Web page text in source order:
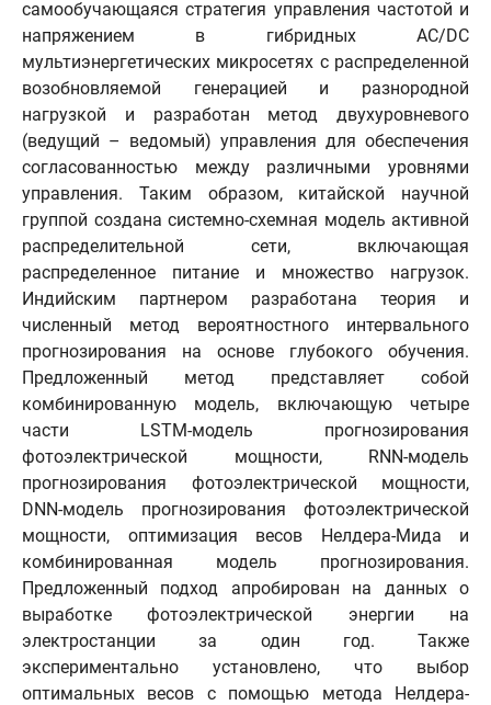
самообучающаяся стратегия управления частотой и
напряжением в гибридных AC/DC
мультиэнергетических микросетях с распределенной
возобновляемой генерацией и разнородной
нагрузкой и разработан метод двухуровневого
(ведущий – ведомый) управления для обеспечения
согласованностью между различными уровнями
управления. Таким образом, китайской научной
группой создана системно-схемная модель активной
распределительной сети, включающая
распределенное питание и множество нагрузок.
Индийским партнером разработана теория и
численный метод вероятностного интервального
прогнозирования на основе глубокого обучения.
Предложенный метод представляет собой
комбинированную модель, включающую четыре
части LSTM-модель прогнозирования
фотоэлектрической мощности, RNN-модель
прогнозирования фотоэлектрической мощности,
DNN-модель прогнозирования фотоэлектрической
мощности, оптимизация весов Нелдера-Мида и
комбинированная модель прогнозирования.
Предложенный подход апробирован на данных о
выработке фотоэлектрической энергии на
электростанции за один год. Также
экспериментально установлено, что выбор
оптимальных весов с помощью метода Нелдера-